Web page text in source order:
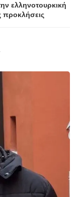
ελληνοτουρκική
προκλήσεις